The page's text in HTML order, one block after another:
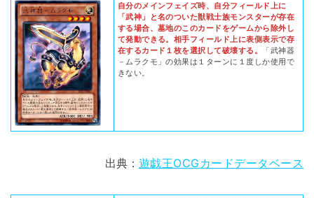
自分のメインフェイズ時、自分フィールド上に
「武神」と名のついた獣戦士族モンスターが存在
する場合、墓地のこのカードをゲームから除外し
て発動できる。相手フィールド上に表側表示で存
在するカード１枚を選択して破壊する。
「武神器
－ムラクモ」の効果は１ターンに１度しか使用で
きない。
出典： 遊戯王OCGカードデータベース